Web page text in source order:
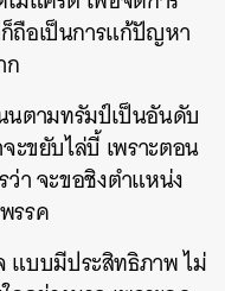
ถือเป็นการแก้ปัญหา
นตามทรัมป์เป็นอันดับ
ะขยับไล่บี้ เพราะตอน
ว่า จะขอชิงตำแหน่ง
รรค
แบบมีประสิทธิภาพ ไม่